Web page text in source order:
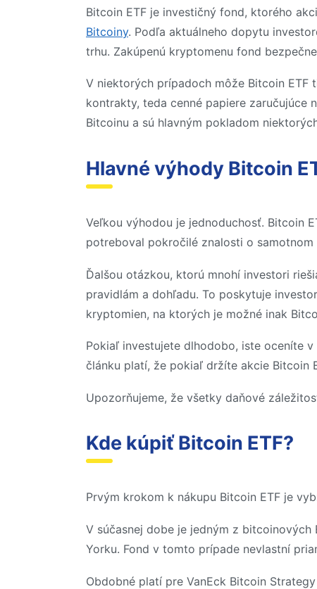
Bitcoin ETF je investičný fond, ktorého
Bitcoiny. Podľa aktuálneho dopytu
trhu. Zakúpenú kryptomenu fond
V niektorých prípadoch môže Bitcoin ETF
kontrakty, teda cenné papiere zaručujúce
Bitcoinu a sú hlavným pokladom
Hlavné výhody Bitcoin
Veľkou výhodou je jednoduchosť. Bitcoin
potreboval pokročilé znalosti o samotnom
Ďalšou otázkou, ktorú mnohí investori
pravidlám a dohľadu. To poskytuje
kryptomien, na ktorých je možné inak
Pokiaľ investujete dlhodobo, iste oceníte
článku platí, že pokiaľ držíte akcie Bitcoin
Upozorňujeme, že všetky daňové
Kde kúpiť Bitcoin ETF?
Prvým krokom k nákupu Bitcoin ETF je
V súčasnej dobe je jedným z bitcoinových
Yorku. Fond v tomto prípade nevlastní
Obdobné platí pre VanEck Bitcoin